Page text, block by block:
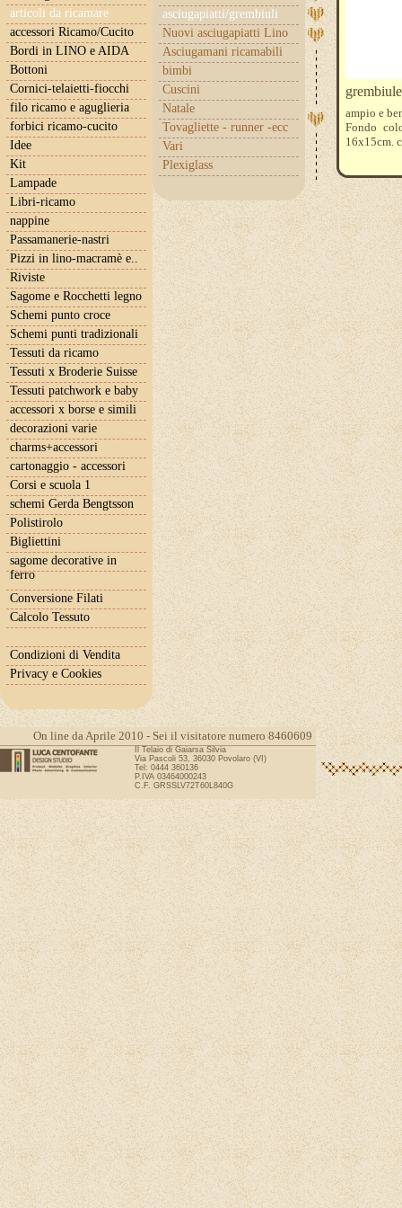
articoli da ricamare
asciugapiatti/grembiuli
Nuovi asciugapiatti Lino
Asciugamani ricamabili
bimbi
Cuscini
Natale
Tovagliette - runner -ecc
Vari
Plexiglass
accessori Ricamo/Cucito
Bordi in LINO e AIDA
Bottoni
Cornici-telaietti-fiocchi
filo ricamo e aguglieria
forbici ricamo-cucito
Idee
Kit
Lampade
Libri-ricamo
nappine
Passamanerie-nastri
Pizzi in lino-macramè e..
Riviste
Sagome e Rocchetti legno
Schemi punto croce
Schemi punti tradizionali
Tessuti da ricamo
Tessuti x Broderie Suisse
Tessuti patchwork e baby
accessori x borse e simili
decorazioni varie
charms+accessori
cartonaggio - accessori
Corsi e scuola 1
schemi Gerda Bengtsson
Polistirolo
Bigliettini
sagome decorative in
ferro
Conversione Filati
Calcolo Tessuto
Condizioni di Vendita
Privacy e Cookies
ampio e
Fondo
16x15cm.
On line da Aprile 2010 - Sei il visitatore numero 8460609
Il Telaio di Gaiarsa Silvia
Via Pascoli 53, 36030 Povolaro (VI)
Tel: 0444 360136
P.IVA 03464000243
C.F. GRSSLV72T60L840G